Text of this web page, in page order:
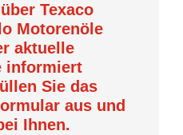
Texaco
Motorenöle
aktuelle
informiert
Sie das
aus und
Ihnen.